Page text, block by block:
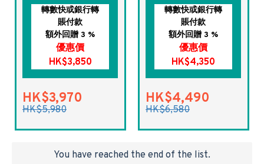
轉數快或銀行轉
賬付款
額外回贈 3 %
優惠價
HK$3,850
HK$3,970
HK$5,980
轉數快或銀行轉
賬付款
額外回贈 3 %
優惠價
HK$4,350
HK$4,490
HK$6,580
You have reached the end of the list.